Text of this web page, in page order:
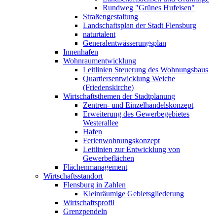
Rundweg "Grünes Hufeisen"
Straßengestaltung
Landschaftsplan der Stadt Flensburg
naturtalent
Generalentwässerungsplan
Innenhafen
Wohnraumentwicklung
Leitlinien Steuerung des Wohnungsbaus
Quartiersentwicklung Weiche
(Friedenskirche)
Wirtschaftsthemen der Stadtplanung
Zentren- und Einzelhandelskonzept
Erweiterung des Gewerbegebietes
Westerallee
Hafen
Ferienwohnungskonzept
Leitlinien zur Entwicklung von
Gewerbeflächen
Flächenmanagement
Wirtschaftsstandort
Flensburg in Zahlen
Kleinräumige Gebietsgliederung
Wirtschaftsprofil
Grenzpendeln